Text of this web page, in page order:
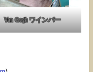
Van Gogh ワインバー